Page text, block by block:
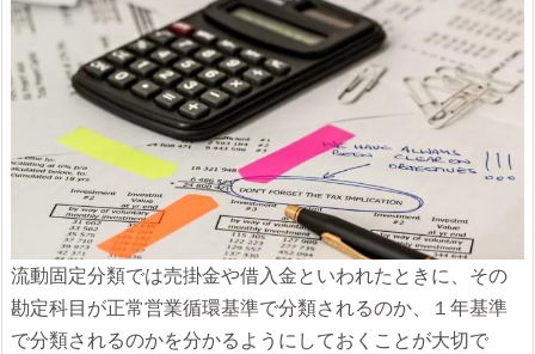
流動固定分類では売掛金や借入金といわれたときに、その
勘定科目が正常営業循環基準で分類されるのか、１年基準
で分類されるのかを分かるようにしておくことが大切で